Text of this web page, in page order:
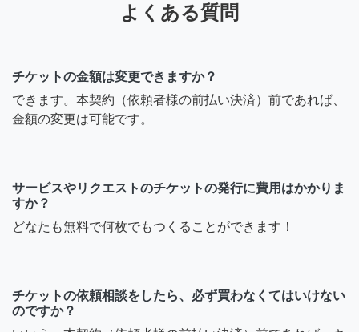
よくある質問
チケットの金額は変更できますか？
できます。本契約（依頼者様の前払い決済）前であれば、
金額の変更は可能です。
サービスやリクエストのチケットの発行に費用はかかりま
すか？
どなたも無料で何枚でもつくることができます！
チケットの依頼相談をしたら、必ず買わなくてはいけない
のですか？